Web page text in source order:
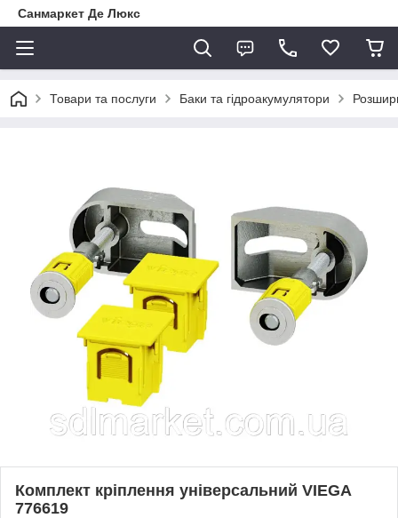
Санмаркет Де Люкс
Товари та послуги Баки та гідроакумулятори
Комплект кріплення унiверсальний VIEGA
776619